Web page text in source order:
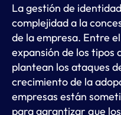
La gestión de
complejidad a la
de la empresa. Entre
expansión de los tipos
plantean los ataques
crecimiento de la
empresas están
para garantizar que